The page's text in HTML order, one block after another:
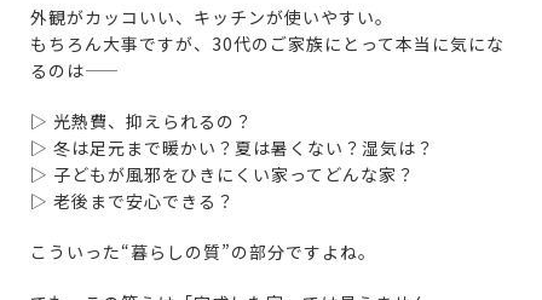
外観がカッコいい、キッチンが使いやすい。
もちろん大事ですが、30代のご家族にとって本当に気にな
るのは――
▷ 光熱費、抑えられるの？
▷ 冬は足元まで暖かい？夏は暑くない？湿気は？
▷ 子どもが風邪をひきにくい家ってどんな家？
▷ 老後まで安心できる？
こういった“暮らしの質”の部分ですよね。